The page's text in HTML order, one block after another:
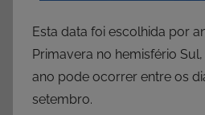
Esta data foi escolhida por
Primavera no hemisfério
ano pode ocorrer entre os
setembro.